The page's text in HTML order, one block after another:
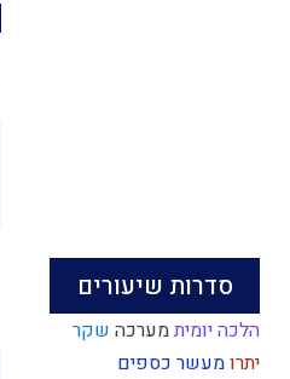
סדרות שיעורים
הלכה יומיתמערכה שקר
יתרומעשר כספים